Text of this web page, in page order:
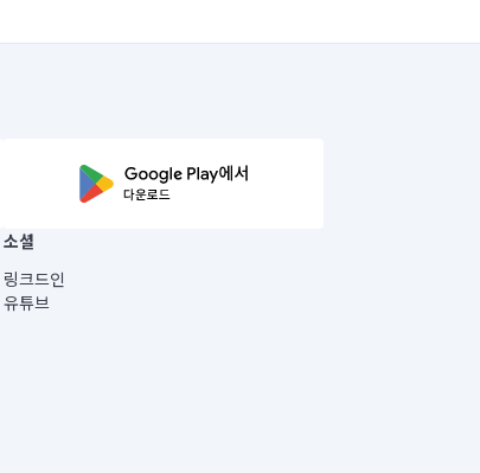
소셜
링크드인
유튜브